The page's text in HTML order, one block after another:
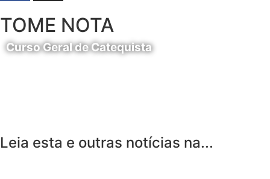
TOME NOTA
Curso Geral de Catequista
Leia esta e outras notícias na...